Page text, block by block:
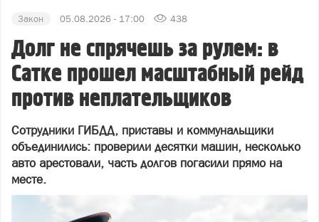
Закон 05.08.2026 - 17:00 438
Долг не спрячешь за рулем: в
Сатке прошел масштабный рейд
против неплательщиков
Сотрудники ГИБДД, приставы и коммунальщики
объединились: проверили десятки машин, несколько
авто арестовали, часть долгов погасили прямо на
месте.